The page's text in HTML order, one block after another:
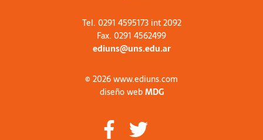
Tel. 0291 4595173 int 2092
Fax. 0291 4562499
ediuns@uns.edu.ar
© 2026 www.ediuns.com
diseño webMDG